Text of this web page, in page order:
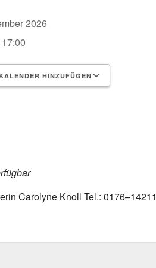
2026
HINZUFÜGEN
Caro­ly­ne Knoll Tel.: